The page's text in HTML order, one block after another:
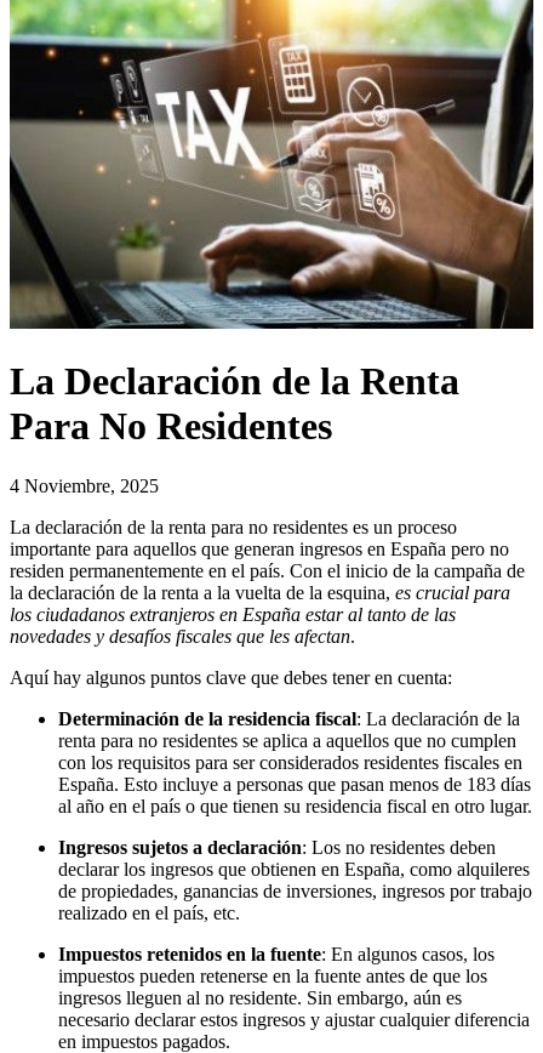
La Declaración de la Renta
Para No Residentes
4 Noviembre, 2025
La declaración de la renta para no residentes es un proceso
importante para aquellos que generan ingresos en España pero no
residen permanentemente en el país. Con el inicio de la campaña de
la declaración de la renta a la vuelta de la esquina, es crucial para
los ciudadanos extranjeros en España estar al tanto de las
novedades y desafíos fiscales que les afectan.
Aquí hay algunos puntos clave que debes tener en cuenta:
Determinación de la residencia fiscal: La declaración de la
renta para no residentes se aplica a aquellos que no cumplen
con los requisitos para ser considerados residentes fiscales en
España. Esto incluye a personas que pasan menos de 183 días
al año en el país o que tienen su residencia fiscal en otro lugar.
Ingresos sujetos a declaración: Los no residentes deben
declarar los ingresos que obtienen en España, como alquileres
de propiedades, ganancias de inversiones, ingresos por trabajo
realizado en el país, etc.
Impuestos retenidos en la fuente: En algunos casos, los
impuestos pueden retenerse en la fuente antes de que los
ingresos lleguen al no residente. Sin embargo, aún es
necesario declarar estos ingresos y ajustar cualquier diferencia
en impuestos pagados.